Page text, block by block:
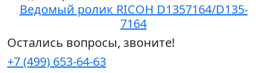
Ведомый ролик RICOH D1357164/D135-
7164
Остались вопросы, звоните!
+7 (499) 653-64-63